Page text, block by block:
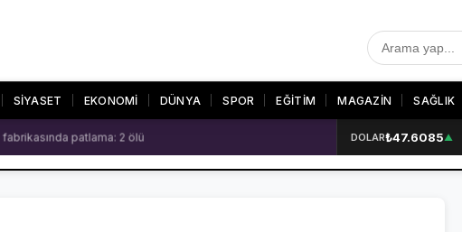
SİYASET EKONOMİ DÜNYA SPOR EĞİTİM MAGAZİN SAĞLIK
SON DAKİKA GALERİLER
patlama: 2 ölü DOLAR₺47.6085▲